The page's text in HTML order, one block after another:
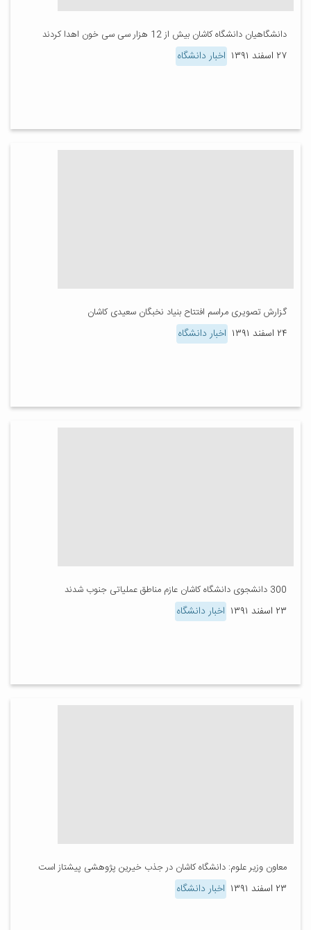
دانشگاهیان دانشگاه کاشان بیش از 12 هزار سی سی خون اهدا کردند
۲۷ اسفند ۱۳۹۱ اخبار دانشگاه
گزارش تصویری مراسم افتتاح بنیاد نخبگان سعیدی کاشان
۲۴ اسفند ۱۳۹۱ اخبار دانشگاه
300 دانشجوی دانشگاه کاشان عازم مناطق عملیاتی جنوب شدند
۲۳ اسفند ۱۳۹۱ اخبار دانشگاه
معاون وزیر علوم: دانشگاه کاشان در جذب خیرین پژوهشی پیشتاز است
۲۳ اسفند ۱۳۹۱ اخبار دانشگاه